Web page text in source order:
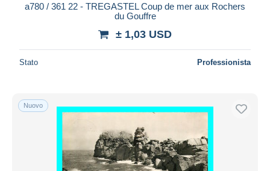
a780 / 361 22 - TREGASTEL Coup de mer aux Rochers
du Gouffre
± 1,03 USD
Stato Professionista
Nuovo